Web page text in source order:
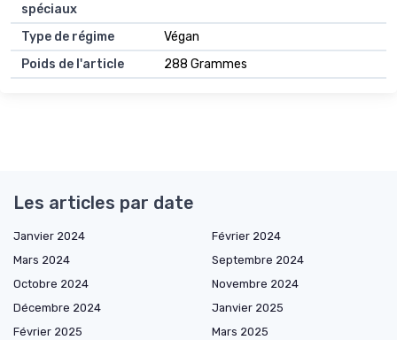
spéciaux
Type de régime
Végan
Poids de l'article
288 Grammes
Les articles par date
Janvier 2024
Février 2024
Mars 2024
Septembre 2024
Octobre 2024
Novembre 2024
Décembre 2024
Janvier 2025
Février 2025
Mars 2025